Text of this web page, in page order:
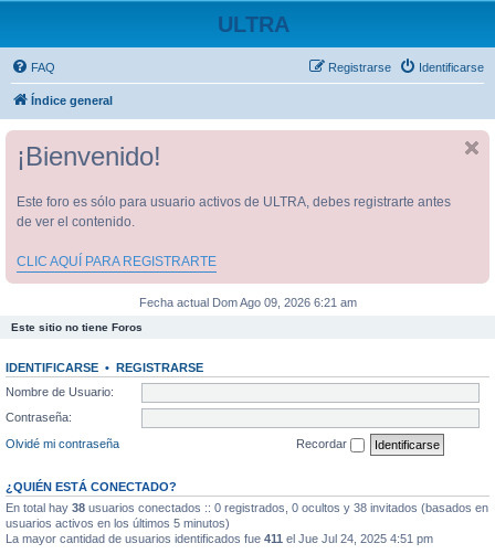
ULTRA
FAQ Identificarse
Registrarse
Índice general
¡Bienvenido!
Este foro es sólo para usuario activos de ULTRA, debes registrarte antes
de ver el contenido.
CLIC AQUÍ PARA REGISTRARTE
Fecha actual Dom Ago 09, 2026 6:21 am
Este sitio no tiene Foros
IDENTIFICARSE • REGISTRARSE
Nombre de Usuario:
Contraseña:
Olvidé mi contraseña
Recordar
¿QUIÉN ESTÁ CONECTADO?
En total hay 38 usuarios conectados :: 0 registrados, 0 ocultos y 38 invitados (basados en
usuarios activos en los últimos 5 minutos)
La mayor cantidad de usuarios identificados fue 411 el Jue Jul 24, 2025 4:51 pm